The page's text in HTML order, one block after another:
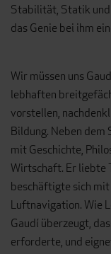
Stabilität, Statik
das Genie bei ihm
Wir müssen uns
lebhaften
vorstellen,
Bildung. Neben
mit Geschichte,
Wirtschaft. Er liebte
beschäftigte sich
Luftnavigation. Wie
Gaudí überzeugt,
erforderte, und